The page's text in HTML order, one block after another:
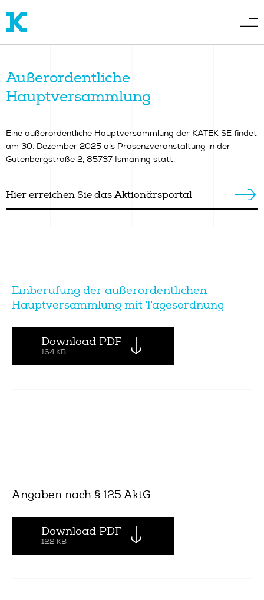
Außerordentliche
Hauptversammlung
Eine außerordentliche Hauptversammlung der KATEK SE findet
am 30. Dezember 2025 als Präsenzveranstaltung in der
Gutenbergstraße 2, 85737 Ismaning statt.
Hier erreichen Sie das Aktionärsportal
Einberufung der außerordentlichen
Hauptversammlung mit Tagesordnung
Download PDF
164 KB
Angaben nach § 125 AktG
Download PDF
122 KB